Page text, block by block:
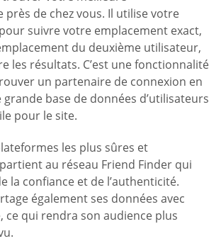
près de chez vous. Il utilise votre
suivre votre emplacement exact,
du deuxième utilisateur,
les résultats. C’est une fonctionnalité
un partenaire de connexion en
grande base de données d’utilisateurs
pour le site.
les plus sûres et
au réseau Friend Finder qui
la confiance et de l’authenticité.
également ses données avec
ce qui rendra son audience plus